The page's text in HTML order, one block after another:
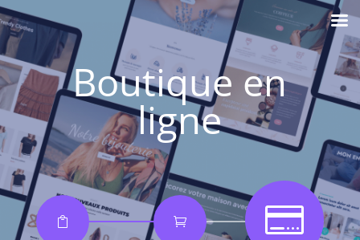
Boutique en
ligne
  